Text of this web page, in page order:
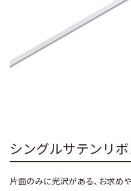
シングルサテン
片面のみに光沢がある、お求め